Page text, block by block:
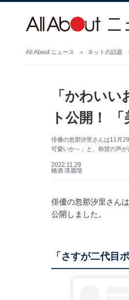
All About ニュース ネットの話題
「かわい
ト公開！
俳優の忽那汐里さんは11月
可愛いか～」と、称賛の声が
2022.11.29
橋酒 瑛麗瑠
俳優の忽那汐里さん
公開しました。
「さすが二代目